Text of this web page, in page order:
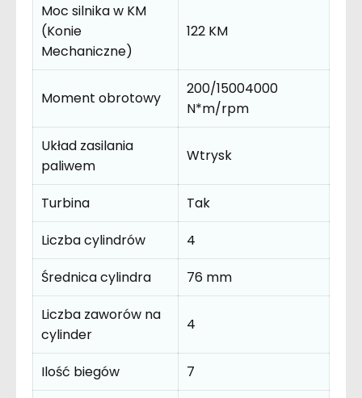
Moc silnika w KM
(Konie
Mechaniczne)
122 KM
Moment obrotowy
200/15004000
N*m/rpm
Układ zasilania
paliwem
Wtrysk
Turbina
Tak
Liczba cylindrów
4
Średnica cylindra
76 mm
Liczba zaworów na
cylinder
4
Ilość biegów
7